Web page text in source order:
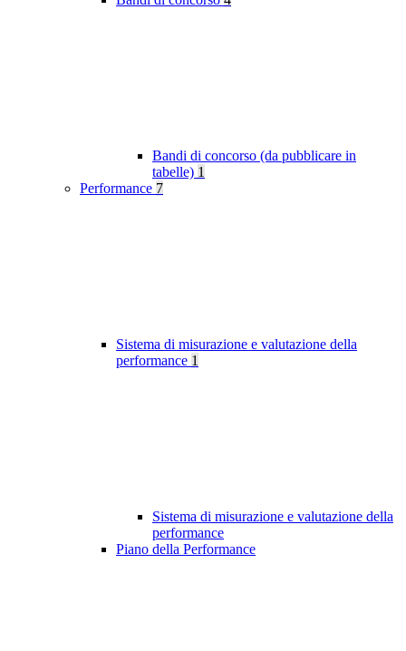
Bandi di concorso (da pubblicare in
tabelle) 1
Performance 7
Sistema di misurazione e valutazione della
performance 1
Sistema di misurazione e valutazione della
performance
Piano della Performance